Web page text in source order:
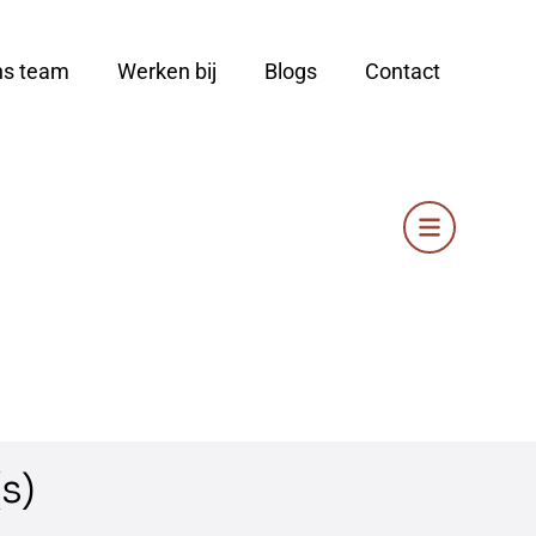
team Werken bij Blogs Contact